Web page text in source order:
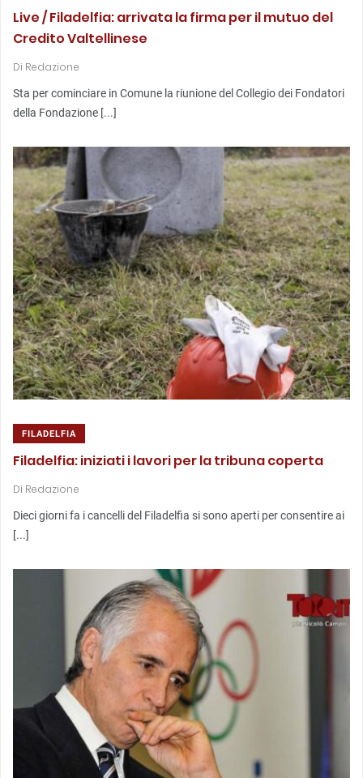
Live / Filadelfia: arrivata la firma per il mutuo del
Credito Valtellinese
Di Redazione
Sta per cominciare in Comune la riunione del Collegio dei Fondatori
della Fondazione [...]
FILADELFIA
Filadelfia: iniziati i lavori per la tribuna coperta
Di Redazione
Dieci giorni fa i cancelli del Filadelfia si sono aperti per consentire ai
[...]